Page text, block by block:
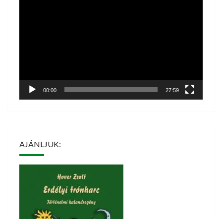
00:00 27:59
AJÁNLJUK: